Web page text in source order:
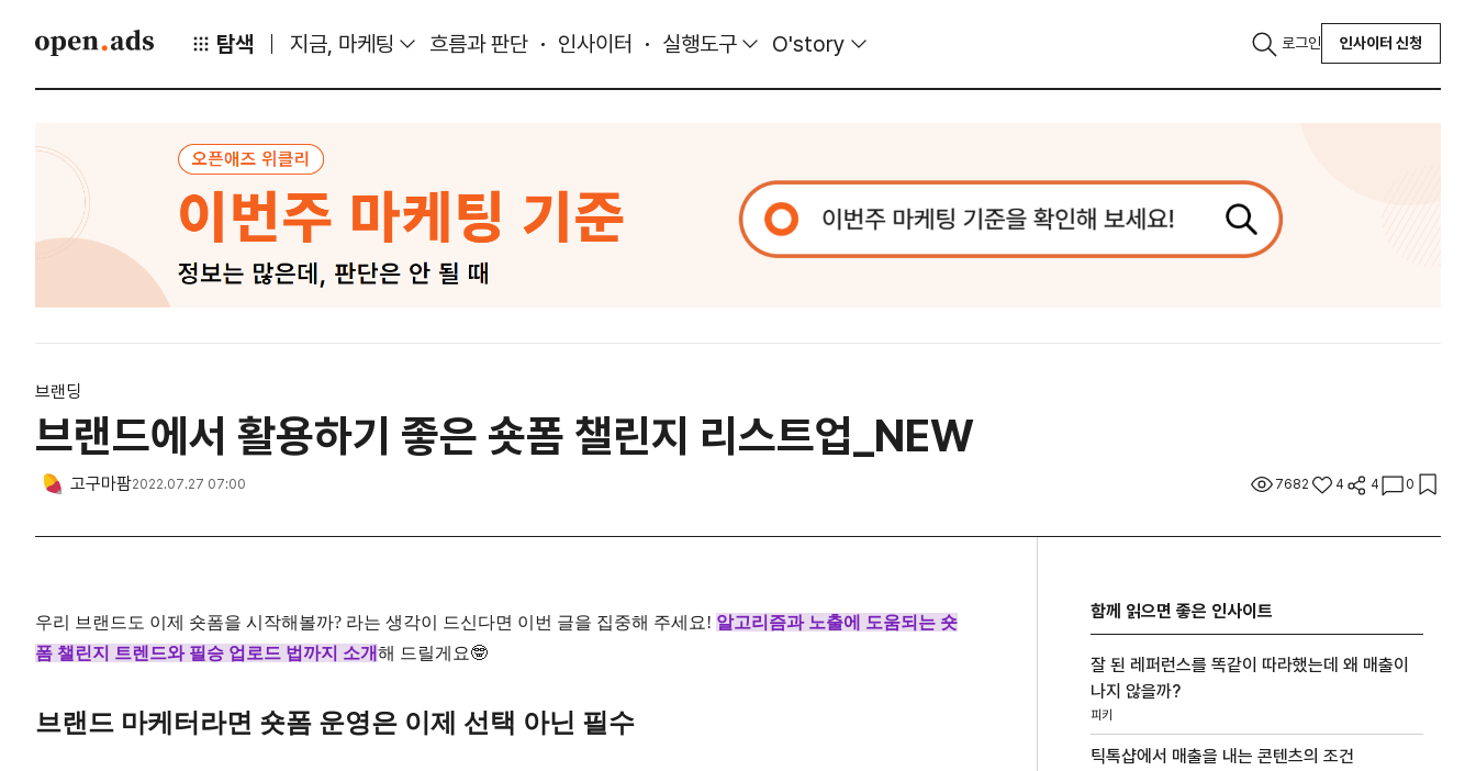
탐색 지금, 마케팅 흐름과 판단 인사이터 실행도구 O'story 로그인 인사이터 신청
브랜딩
브랜드에서 활용하기 좋은 숏폼 챌린지 리스트업_NEW
고구마팜2022.07.27 07:00 7682 4 4 0
우리 브랜드도 이제 숏폼을 시작해볼까? 라는 생각이 드신다면 이번 글을 집중해 주세요! 알고리즘과 노출에 도움되는 숏
폼 챌린지 트렌드와 필승 업로드 법까지 소개해 드릴게요🤓
브랜드 마케터라면 숏폼 운영은 이제 선택 아닌 필수
함께 읽으면 좋은 인사이트
잘 된 레퍼런스를 똑같이 따라했는데 왜 매출이
나지 않을까?
피키
틱톡샵에서 매출을 내는 콘텐츠의 조건